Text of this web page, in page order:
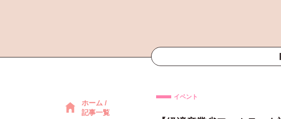
ホーム /
記事一覧
イベント